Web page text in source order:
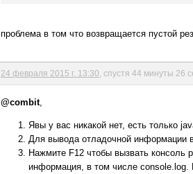
проблема в том что возвращается пустой
24 февраля 2015 г. 13:30 , спустя 44 минуты 26
@combit,
Явы у вас никакой нет, есть только
Для вывода отладочной информации
Нажмите F12 чтобы вызвать консоль
информация, в том числе